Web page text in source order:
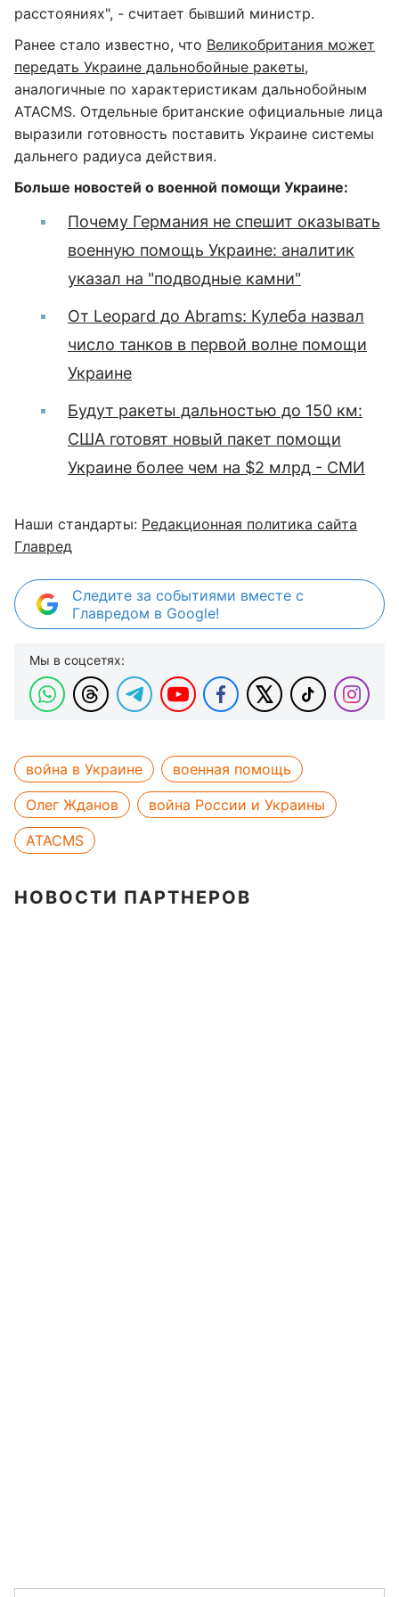
расстояниях", - считает бывший министр.
Ранее стало известно, что Великобритания может
передать Украине дальнобойные ракеты,
аналогичные по характеристикам дальнобойным
ATACMS. Отдельные британские официальные лица
выразили готовность поставить Украине системы
дальнего радиуса действия.
Больше новостей о военной помощи Украине:
Почему Германия не спешит оказывать
военную помощь Украине: аналитик
указал на "подводные камни"
От Leopard до Abrams: Кулеба назвал
число танков в первой волне помощи
Украине
Будут ракеты дальностью до 150 км:
США готовят новый пакет помощи
Украине более чем на $2 млрд - СМИ
Наши стандарты: Редакционная политика сайта
Главред
Следите за событиями вместе с
Главредом в Google!
Мы в соцсетях:
война в Украине
военная помощь
Олег Жданов
война России и Украины
ATACMS
НОВОСТИ ПАРТНЕРОВ